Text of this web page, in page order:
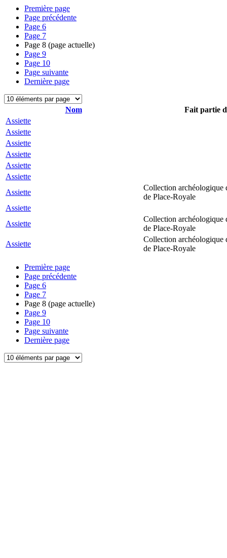
Première page
Page précédente
Page 6
Page 7
Page 8 (page actuelle)
Page 9
Page 10
Page suivante
Dernière page
Nom
Fait partie
Assiette
Assiette
Assiette
Assiette
Assiette
Assiette
Assiette
Collection archéologique
de Place-Royale
Assiette
Assiette
Collection archéologique
de Place-Royale
Assiette
Collection archéologique
de Place-Royale
Première page
Page précédente
Page 6
Page 7
Page 8 (page actuelle)
Page 9
Page 10
Page suivante
Dernière page